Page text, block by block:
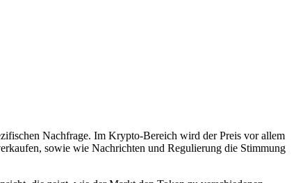
Nachfrage. Im Krypto-Bereich wird der Preis vor allem
sowie wie Nachrichten und Regulierung die Stimmung